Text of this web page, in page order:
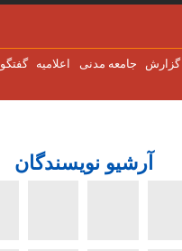
گفتگو جامعه مدنی گزارش
آرشیو نویسندگان